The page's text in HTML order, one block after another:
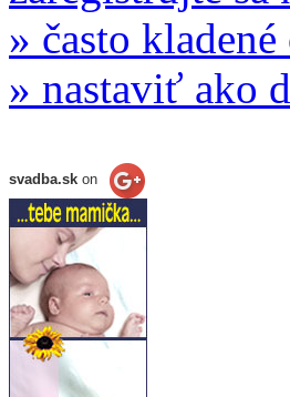
» často
» nastaviť ako
svadba.sk on